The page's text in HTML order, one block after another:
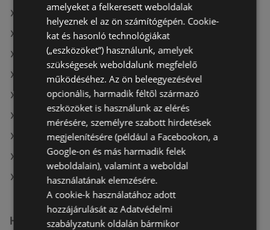
A(z) Penny-Market Kft. ajánlatai
A(z) Fressnapf-Hungária Kft. ajánlatai
A(z) AlphaZoo ajánlatai
A(z) Privát aktuális akciós újságjai
A(z) Spar aktuális akciós újságjai
A(z) AlphaZoo aktuális akciós újságjai
A(z) Chef Market aktuális akciós újságjai
A(z) Ecofamily aktuális akciós újságjai
A(z) Penny-Market Kft. üzletei itt: Sopron-Fertődi
Hasonló kiskereskedők
amelyeket a felkeresett weboldalak
helyeznek el az ön számítógépén. Cookie-
kat és hasonló technológiákat
(„eszközöket”) használunk, amelyek
szükségesek weboldalunk megfelelő
működéséhez. Az ön beleegyezésével
opcionális, harmadik féltől származó
eszközöket is használunk az elérés
mérésére, személyre szabott hirdetések
megjelenítésére (például a Facebookon, a
Google-on és más harmadik felek
weboldalain), valamint a weboldal
használatának elemzésére.
A cookie-k használatához adott
hozzájárulását az Adatvédelmi
szabályzatunk oldalán bármikor